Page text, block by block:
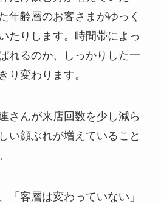
年齢層のお客さまがゆっく
たりします。時間帯によっ
れるのか、しっかりした一
り変わります。
さんが来店回数を少し減ら
い顔ぶれが増えていること
「客層は変わっていない」